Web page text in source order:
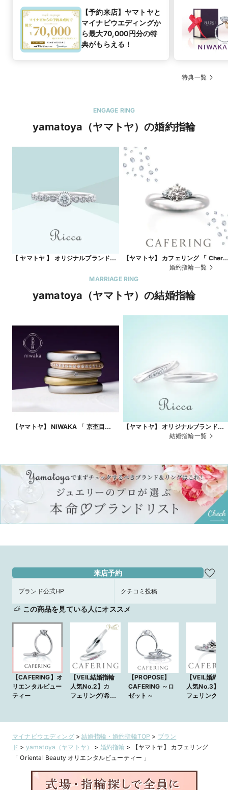
【予約来店】ヤマトヤと
マイナビウエディングか
ら最大70,000円分の特
典がもらえる！
特典一覧
ENGAGE RING
yamatoya（ヤマトヤ）の婚約指輪
【 ヤマトヤ 】 オリジナルブランド
【ヤマトヤ】 カフェリング 「 Cheri
シェリ 」 ★アイスブルーダイヤモン
ド
婚約指輪一覧
MARRIAGE RING
yamatoya（ヤマトヤ）の結婚指輪
【ヤマトヤ】 NIWAKA 「 京杢目
【ヤマトヤ】 オリジナルブランド
Ricca 「 ハナミズキ 」結婚指輪一覧
来店予約
ブランド公式HP クチコミ投稿
この商品を見ている人にオススメ
【CAFERING】オ
リエンタルビュー
ティー
【VEIL結婚指輪
人気No.2】カ
フェリング/希少
ションが美しい結
婚指輪
【PROPOSE】
CAFERING ～ロ
ゼット～
【VEIL婚約指
人気No.3】カ
フェリング/大
輪
マイナビウエディング>結婚指輪・婚約指輪TOP > ブラン
ド > yamatoya（ヤマトヤ） > 婚約指輪 >
【ヤマトヤ】 カフェリング
「 Oriental Beauty オリエンタルビューティー 」